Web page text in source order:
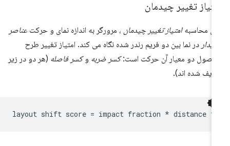
تغییر چیدمان
محاسبهامتیاز تغییر چیدمان، مرورگر به اندازه نمای و حرکتعناصر
در نما بین دو فریم رندر شده نگاه می کند. امتیاز تغییر طرح
دو معیار آن حرکت است:کسر ضربهوکسر فاصله(هر دو در زیر
شده اند).